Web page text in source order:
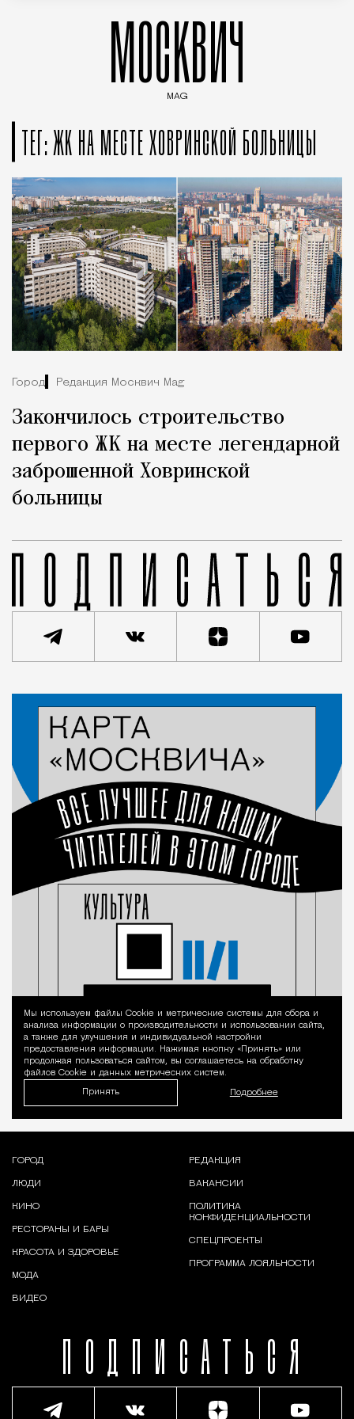
МОСКВИЧ
MAG
ТЕГ: ЖК НА МЕСТЕ ХОВРИНСКОЙ БОЛЬНИЦЫ
Город Редакция Москвич Mag
Закончилось строительство
первого ЖК на месте легендарной
заброшенной Ховринской
больницы
Уведомление
Мы используем файлы Сookie и метрические системы для сбора и
анализа информации о производительности и использовании сайта,
а также для улучшения и индивидуальной настройки
предоставления информации. Нажимая кнопку «Принять» или
продолжая пользоваться сайтом, вы соглашаетесь на обработку
файлов Cookie и данных метрических систем.
Принять Подробнее
ПОДПИСАТЬСЯ
ГОРОД
ЛЮДИ
КИНО
РЕСТОРАНЫ И БАРЫ
КРАСОТА И ЗДОРОВЬЕ
МОДА
ВИДЕО
РЕДАКЦИЯ
ВАКАНСИИ
ПОЛИТИКА
КОНФИДЕНЦИАЛЬНОСТИ
СПЕЦПРОЕКТЫ
ПРОГРАММА ЛОЯЛЬНОСТИ